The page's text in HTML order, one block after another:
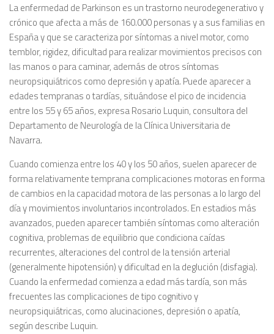
La enfermedad de Parkinson es un trastorno neurodegenerativo y
crónico que afecta a más de 160.000 personasy a sus familias en
España y que se caracteriza por síntomas a nivel motor, como
temblor, rigidez, dificultad para realizar movimientos precisos con
las manos o para caminar, además de otros síntomas
neuropsiquiátricos como depresión y apatía. Puede aparecer a
edades tempranas o tardías, situándose el pico de incidencia
entre los 55 y 65 años, expresa Rosario Luquin, consultora del
Departamento de Neurología de la Clínica Universitaria de
Navarra.
Cuando comienza entre los 40 y los 50 años, suelen aparecer de
forma relativamente temprana complicaciones motoras en forma
de cambios en la capacidad motora de las personas a lo largo del
día y movimientos involuntarios incontrolados. En estadios más
avanzados, pueden aparecer también síntomas como alteración
cognitiva, problemas de equilibrio que condiciona caídas
recurrentes, alteraciones del control de la tensión arterial
(generalmente hipotensión) y dificultad en la deglución (disfagia).
Cuando la enfermedad comienza a edad más tardía, son más
frecuentes las complicaciones de tipo cognitivo y
neuropsiquiátricas, como alucinaciones, depresión o apatía,
según describe Luquin.